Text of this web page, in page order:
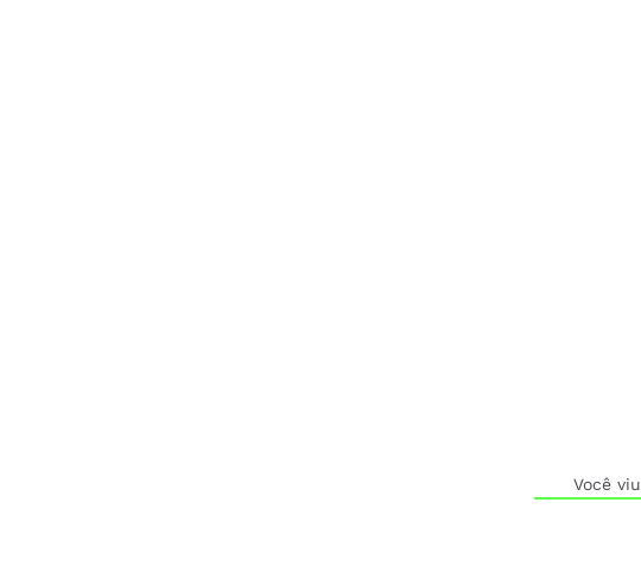
Você viu